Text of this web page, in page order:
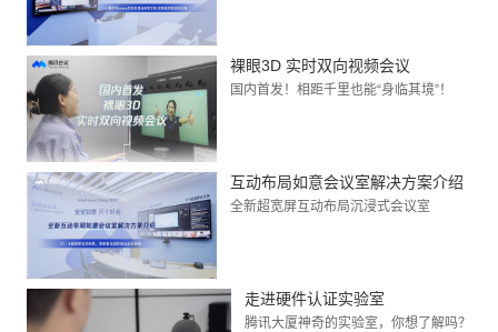
裸眼3D 实时双向视频会议
国内首发！相距千里也能“身临其境”！
互动布局如意会议室解决方案介绍
全新超宽屏互动布局沉浸式会议室
走进硬件认证实验室
腾讯大厦神奇的实验室，你想了解吗？